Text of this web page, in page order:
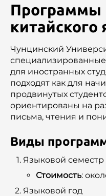
Программы
китайского
Чунцинский
специализированные
для иностранных
подходят как для
продвинутых
ориентированы на
письма, чтения и
Виды
Языковой семестр
Стоимость:
Языковой год